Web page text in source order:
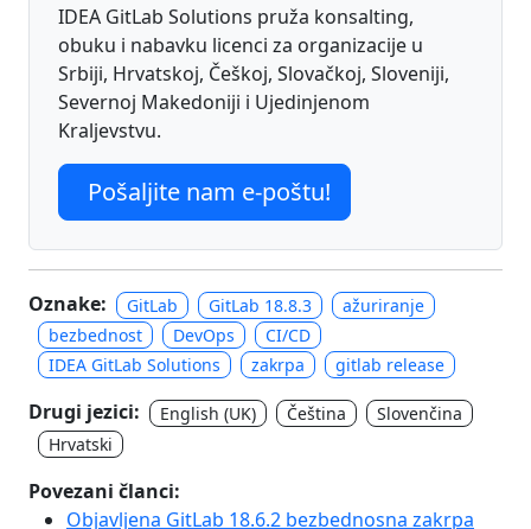
IDEA GitLab Solutions pruža konsalting,
obuku i nabavku licenci za organizacije u
Srbiji, Hrvatskoj, Češkoj, Slovačkoj, Sloveniji,
Severnoj Makedoniji i Ujedinjenom
Kraljevstvu.
Pošaljite nam e-poštu!
Oznake: GitLab GitLab 18.8.3
ažuriranje
bezbednost
DevOps
CI/CD
IDEA GitLab Solutions
zakrpa gitlab release
Drugi jezici: English (UK) Čeština
Slovenčina
Hrvatski
Povezani članci:
Objavljena GitLab 18.6.2 bezbednosna zakrpa